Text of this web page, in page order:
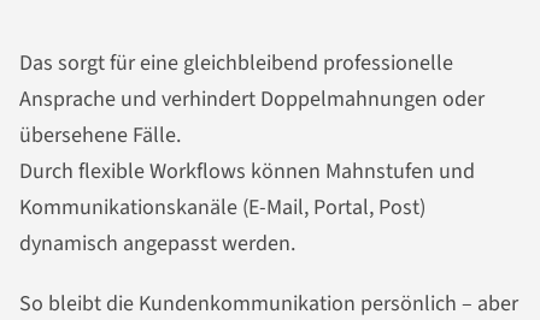
Das sorgt für eine gleichbleibend professionelle
Ansprache und verhindert Doppelmahnungen oder
übersehene Fälle.
Durch flexible Workflows können Mahnstufen und
Kommunikationskanäle (E-Mail, Portal, Post)
dynamisch angepasst werden.
So bleibt die Kundenkommunikation persönlich – aber